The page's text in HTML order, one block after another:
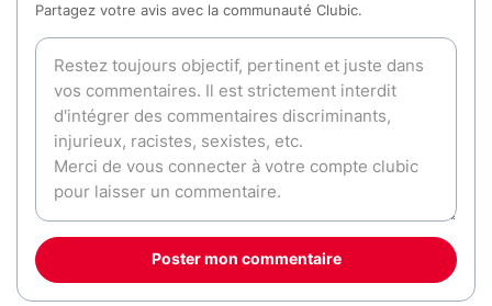
Partagez votre avis avec la communauté Clubic.
Poster mon commentaire